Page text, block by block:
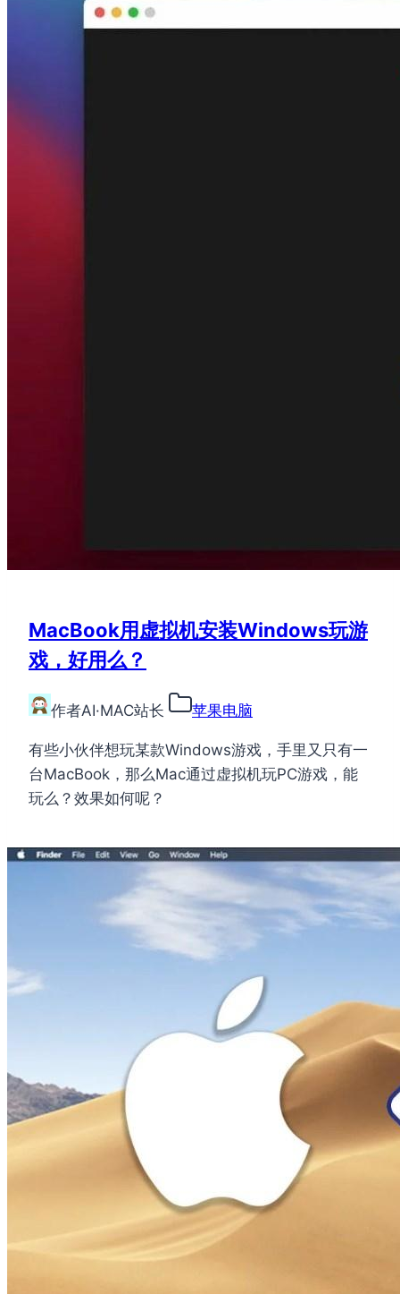
MacBook用虚拟机安装Windows玩游
戏，好用么？
作者AI·MAC站长 苹果电脑
有些小伙伴想玩某款Windows游戏，手里又只有一
台MacBook，那么Mac通过虚拟机玩PC游戏，能
玩么？效果如何呢？